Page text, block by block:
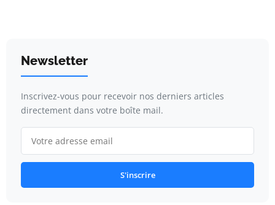
Newsletter
Inscrivez-vous pour recevoir nos derniers articles
directement dans votre boîte mail.
S'inscrire